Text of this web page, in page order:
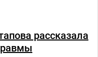
рассказала